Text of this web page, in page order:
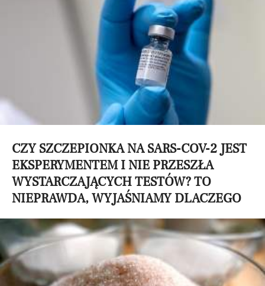
CZY SZCZEPIONKA NA SARS-COV-2 JEST
EKSPERYMENTEM I NIE PRZESZŁA
WYSTARCZAJĄCYCH TESTÓW? TO
NIEPRAWDA, WYJAŚNIAMY DLACZEGO